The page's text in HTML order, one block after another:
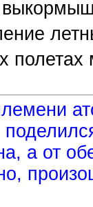
а от